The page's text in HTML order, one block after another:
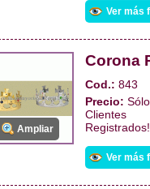
Ver más
Ampliar
Corona
Cod.: 843
Precio:
Clientes
Registrados!
Ver más